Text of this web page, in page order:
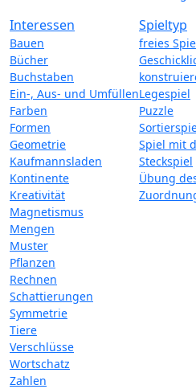
Interessen
Bauen
Bücher
Buchstaben
Ein-, Aus- und Umfüllen
Farben
Formen
Geometrie
Kaufmannsladen
Kontinente
Kreativität
Magnetismus
Mengen
Muster
Pflanzen
Rechnen
Schattierungen
Symmetrie
Tiere
Verschlüsse
Wortschatz
Zahlen
Spieltyp
freies
Legespiel
Puzzle
Spiel mit
Steckspiel
Übung